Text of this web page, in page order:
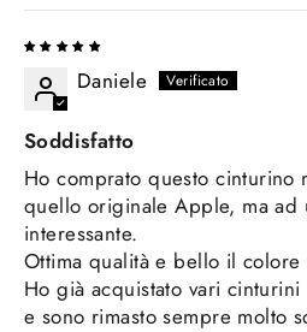
Daniele
Soddisfatto
Ho comprato questo cinturino
quello originale Apple, ma ad
interessante.
Ottima qualità e bello il colore
Ho già acquistato vari
e sono rimasto sempre molto